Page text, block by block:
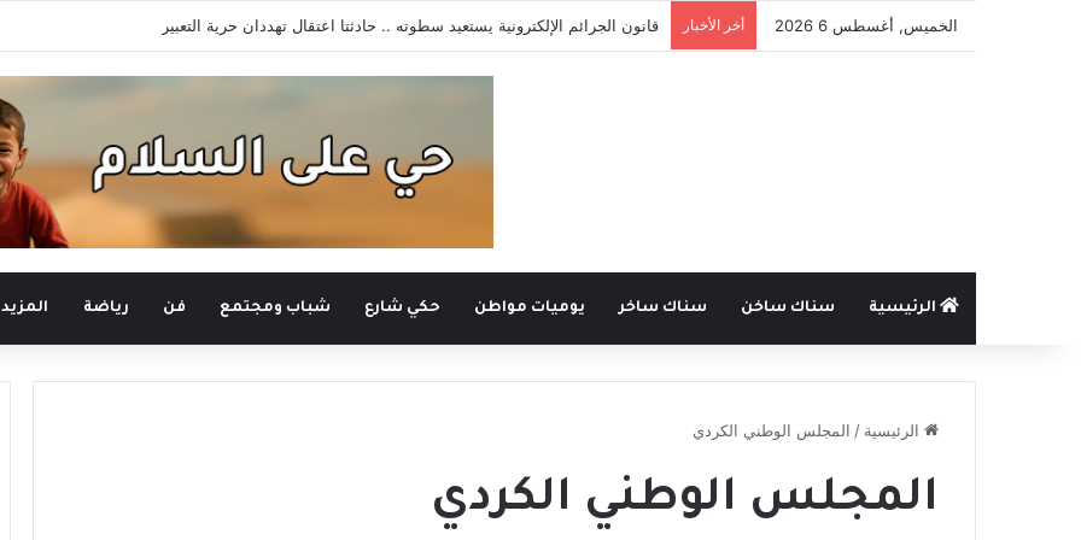
الخميس, أغسطس 6 2026 أخر الأخبار قانون الجرائم الإلكترونية يستعيد سطوته .. حادثتا اعتقال تهددان حرية التعبير
الرئيسية سناك ساخن سناك ساخر يوميات مواطن حكي شارع شباب ومجتمع فن رياضة المزيد
الرئيسية / المجلس الوطني الكردي
المجلس الوطني الكردي